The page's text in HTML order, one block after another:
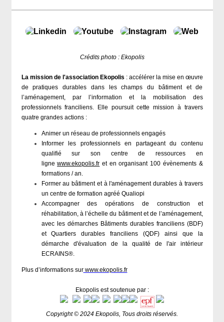
Crédits photo : Ekopolis​​​​
La mission de l'association Ekopolis : accélérer la mise en œuvre
de pratiques durables dans les champs du bâtiment et de
l’aménagement, par l’information et la mobilisation des
professionnels franciliens. Elle poursuit cette mission à travers
quatre grandes actions :
Animer un réseau de professionnels engagés
Informer les professionnels en partageant du contenu
qualifié sur son centre de ressources en
lignewww.ekopolis.fr et en organisant 100 évènements &
formations / an.
Former au bâtiment et à l'aménagement durables à travers
un centre de formation agréé Qualiopi
Accompagner des opérations de construction et
réhabilitation, à l’échelle du bâtiment et de l’aménagement,
avec les démarches Bâtiments durables franciliens (BDF)
et Quartiers durables franciliens (QDF) ainsi que la
démarche d'évaluation de la qualité de l'air intérieur
ECRAINS®.
Plus d’informations surwww.ekopolis.fr
Ekopolis est soutenue par :
Copyright © 2024 Ekopolis, Tous droits réservés.